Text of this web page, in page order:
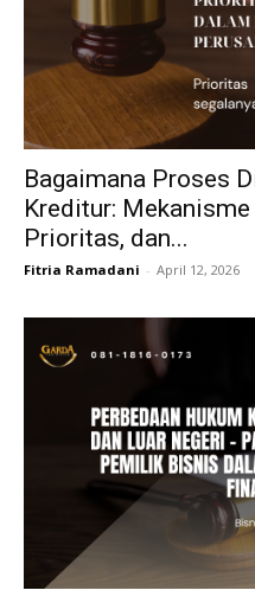
Bagaimana Proses
Kreditur: Mekanisme
Prioritas, dan...
Fitria Ramadani - April 12, 2026